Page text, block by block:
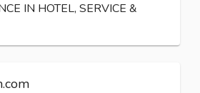
IN HOTEL,​ SERVICE &